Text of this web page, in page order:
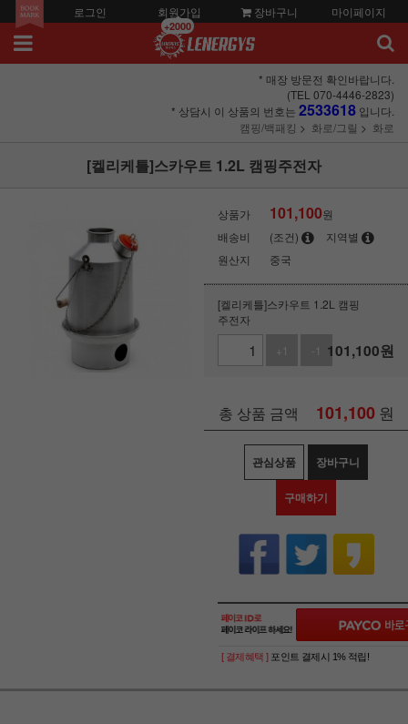
로그인 회원가입
+2000
장바구니 마이페이지
* 매장 방문전 확인바랍니다.
(TEL 070-4446-2823)
* 상담시 이 상품의 번호는 2533618 입니다.
캠핑/백패킹
화로/그릴 화로
[켈리케틀]스카우트 1.2L 캠핑주전자
상품가 101,100원
배송비
(조건)
지역별
원산지
중국
[켈리케틀]스카우트 1.2L 캠핑
주전자
+1
-1 101,100원
총 상품 금액 101,100 원
관심상품 장바구니
구매하기
[ 결제혜택 ] 포인트 결제시 1% 적립!